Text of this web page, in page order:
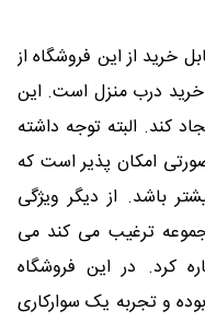
خرید از این فروشگاه از
خرید درب منزل است. این
کند. البته توجه داشته
امکان پذیر است که
هزار تومان بیشتر باشد. از دیگر ویژگی
ترغیب می کند می
کرد. در این فروشگاه
و تجربه یک سوارکاری